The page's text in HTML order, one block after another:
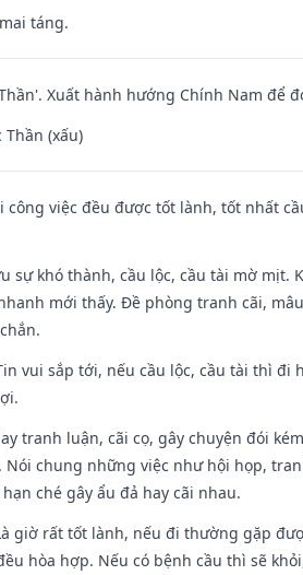
táng.
Xuất hành hướng Chính Nam để
(xấu)
công việc đều được tốt lành, tốt nhất
sự khó thành, cầu lộc, cầu tài mờ mịt.
mới thấy. Đề phòng tranh cãi,
vui sắp tới, nếu cầu lộc, cầu tài thì đi
tranh luận, cãi cọ, gây chuyện đói
chung những việc như hội họp,
ché gây ẩu đả hay cãi nhau.
giờ rất tốt lành, nếu đi thường gặp
hòa hợp. Nếu có bệnh cầu thì sẽ